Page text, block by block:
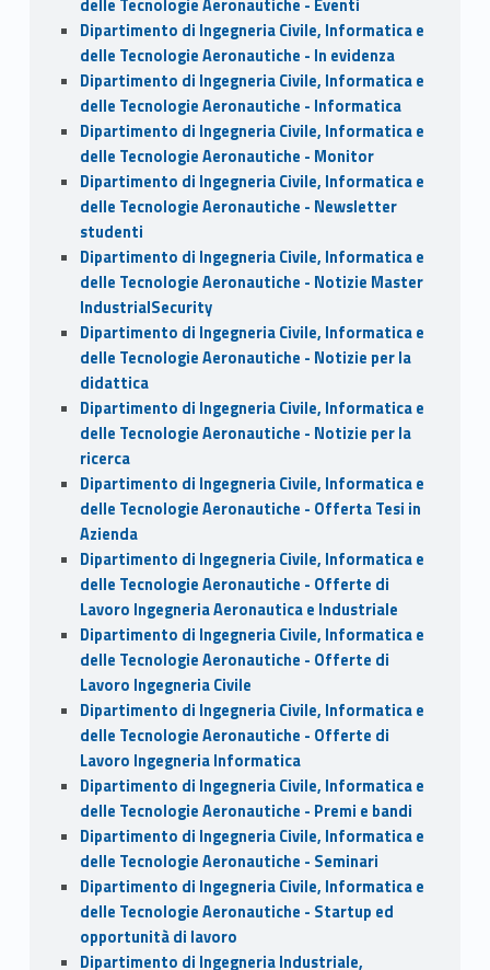
delle Tecnologie Aeronautiche - Eventi
Dipartimento di Ingegneria Civile, Informatica e
delle Tecnologie Aeronautiche - In evidenza
Dipartimento di Ingegneria Civile, Informatica e
delle Tecnologie Aeronautiche - Informatica
Dipartimento di Ingegneria Civile, Informatica e
delle Tecnologie Aeronautiche - Monitor
Dipartimento di Ingegneria Civile, Informatica e
delle Tecnologie Aeronautiche - Newsletter
studenti
Dipartimento di Ingegneria Civile, Informatica e
delle Tecnologie Aeronautiche - Notizie Master
IndustrialSecurity
Dipartimento di Ingegneria Civile, Informatica e
delle Tecnologie Aeronautiche - Notizie per la
didattica
Dipartimento di Ingegneria Civile, Informatica e
delle Tecnologie Aeronautiche - Notizie per la
ricerca
Dipartimento di Ingegneria Civile, Informatica e
delle Tecnologie Aeronautiche - Offerta Tesi in
Azienda
Dipartimento di Ingegneria Civile, Informatica e
delle Tecnologie Aeronautiche - Offerte di
Lavoro Ingegneria Aeronautica e Industriale
Dipartimento di Ingegneria Civile, Informatica e
delle Tecnologie Aeronautiche - Offerte di
Lavoro Ingegneria Civile
Dipartimento di Ingegneria Civile, Informatica e
delle Tecnologie Aeronautiche - Offerte di
Lavoro Ingegneria Informatica
Dipartimento di Ingegneria Civile, Informatica e
delle Tecnologie Aeronautiche - Premi e bandi
Dipartimento di Ingegneria Civile, Informatica e
delle Tecnologie Aeronautiche - Seminari
Dipartimento di Ingegneria Civile, Informatica e
delle Tecnologie Aeronautiche - Startup ed
opportunità di lavoro
Dipartimento di Ingegneria Industriale,